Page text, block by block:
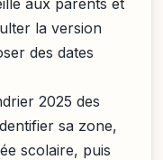
la version
des dates
2025 des
sa zone,
scolaire, puis